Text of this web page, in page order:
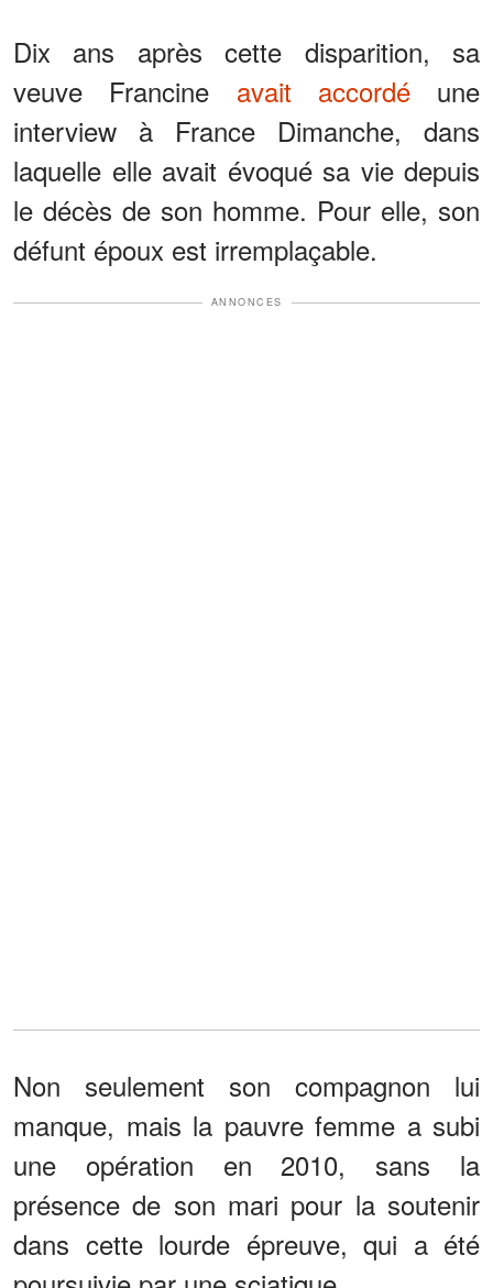
Dix ans après cette disparition, sa
veuve Francine avait accordéune
interview à France Dimanche, dans
laquelle elle avait évoqué sa vie depuis
le décès de son homme. Pour elle, son
défunt époux est irremplaçable.
ANNONCES
Non seulement son compagnon lui
manque, mais la pauvre femme a subi
une opération en 2010, sans la
présence de son mari pour la soutenir
dans cette lourde épreuve, qui a été